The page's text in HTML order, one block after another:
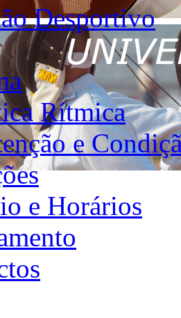
Desportivo
Rítmica
e
e Horários